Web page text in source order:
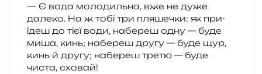
— Є вода моло­диль­на, вже не дуже
дале­ко. На ж тобі три пля­ше­чки: як при­
їдеш до тієї води, набе­реш одну — буде
миша, кинь; набе­реш другу — буде щур,
кинь й другу; набе­реш третю — буде
чиста, сховай!